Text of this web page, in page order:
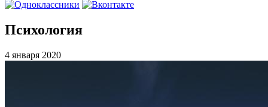
Психология
4 января 2020